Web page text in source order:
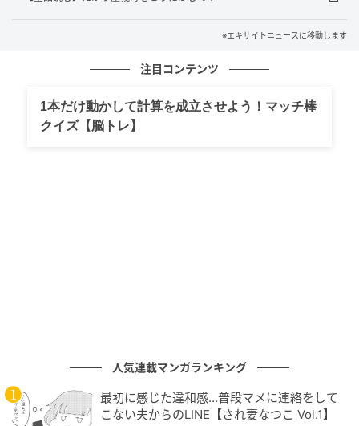
エキサイトニュース
エキサイトニュース
※エキサイトニュースに移動します
注目コンテンツ
1本だけ動かして計算を成立させよう！マッチ棒
クイズ【脳トレ】
人気連載マンガランキング
最初に感じた違和感…普段マメに連絡をして
こない夫からのLINE【され妻なつこ Vol.1】